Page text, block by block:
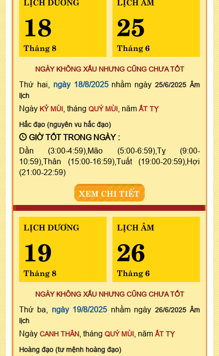
18
Tháng 8
25
Tháng 6
NGÀY KHÔNG XẤU NHƯNG CŨNG CHƯA TỐT
Thứ hai, ngày 18/8/2025nhằm ngày25/6/2025 Âm
lịch
Ngày KỶ MÙI , tháng QUÝ MÙI , năm ẤT TỴ
Hắc đạo (nguyên vu hắc đạo)
GIỜ TỐT TRONG NGÀY :
Dần (3:00-4:59),Mão (5:00-6:59),Tỵ (9:00-
10:59),Thân (15:00-16:59),Tuất (19:00-20:59),Hợi
(21:00-22:59)
XEM CHI TIẾT
LỊCH DƯƠNG
19
Tháng 8
LỊCH ÂM
26
Tháng 6
NGÀY KHÔNG XẤU NHƯNG CŨNG CHƯA TỐT
Thứ ba, ngày 19/8/2025 nhằm ngày 26/6/2025 Âm
lịch
Ngày CANH THÂN , tháng QUÝ MÙI , năm ẤT TỴ
Hoàng đạo (tư mệnh hoàng đạo)